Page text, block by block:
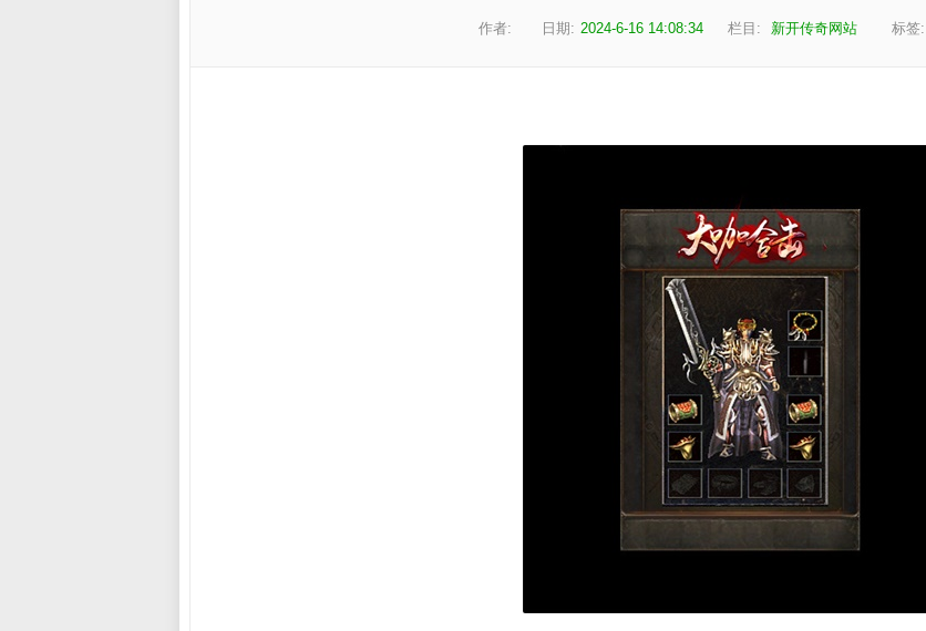
作者: 日期: 2024-6-16 14:08:34 栏目: 新开传奇网站 标签: